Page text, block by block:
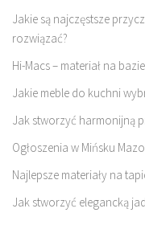
Jakie są najczęstsze
rozwiązać?
Hi-Macs – materiał na
Jakie meble do kuchni
Jak stworzyć harmonijną
Ogłoszenia w Mińsku
Najlepsze materiały na
Jak stworzyć elegancką